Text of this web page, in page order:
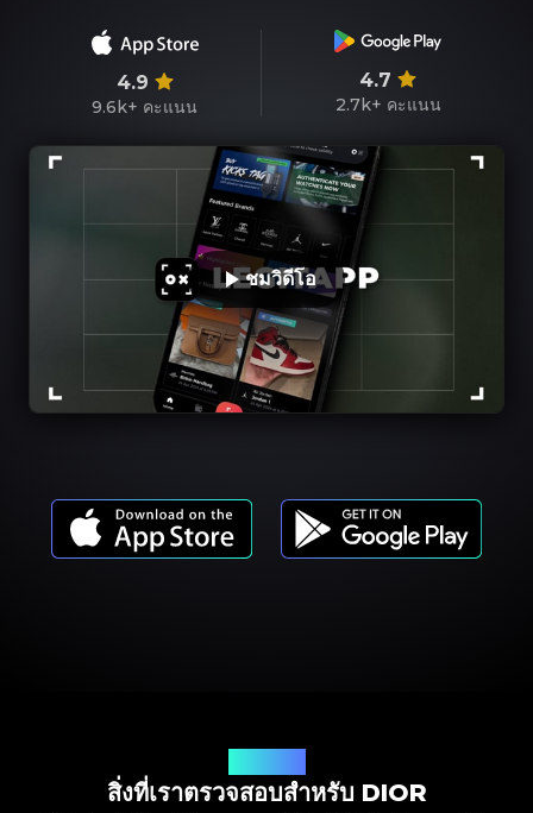
4.9
9.6k+ คะแนน
4.7
2.7k+ คะแนน
ชมวิดีโอ
สิ่งที่เราตรวจสอบสำหรับ DIOR